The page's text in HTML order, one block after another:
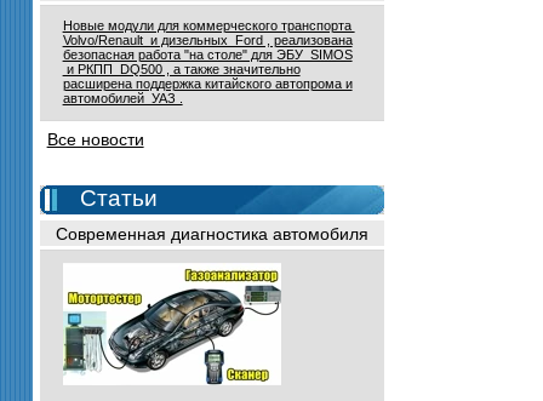
Новые модули для коммерческого транспорта
Volvo/Renault и дизельных Ford , реализована
безопасная работа "на столе" для ЭБУ SIMOS
и РКПП DQ500 , а также значительно
расширена поддержка китайского автопрома и
автомобилей УАЗ .
Все новости
Статьи
Современная диагностика автомобиля